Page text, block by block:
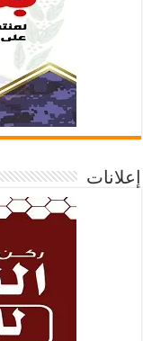
إعلانات